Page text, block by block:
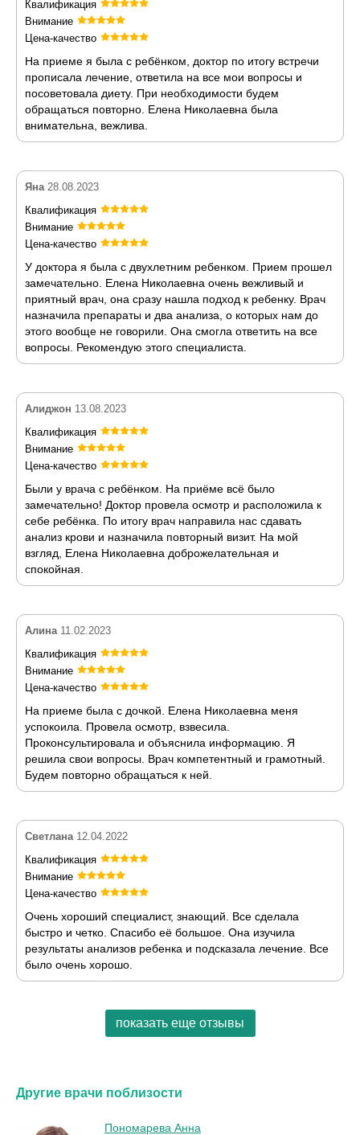
Квалификация
Внимание
Цена-качество
На приеме я была с ребёнком, доктор по итогу встречи
прописала лечение, ответила на все мои вопросы и
посоветовала диету. При необходимости будем
обращаться повторно. Елена Николаевна была
внимательна, вежлива.
Яна 28.08.2023
Квалификация
Внимание
Цена-качество
У доктора я была с двухлетним ребенком. Прием прошел
замечательно. Елена Николаевна очень вежливый и
приятный врач, она сразу нашла подход к ребенку. Врач
назначила препараты и два анализа, о которых нам до
этого вообще не говорили. Она смогла ответить на все
вопросы. Рекомендую этого специалиста.
Алиджон 13.08.2023
Квалификация
Внимание
Цена-качество
Были у врача с ребёнком. На приёме всё было
замечательно! Доктор провела осмотр и расположила к
себе ребёнка. По итогу врач направила нас сдавать
анализ крови и назначила повторный визит. На мой
взгляд, Елена Николаевна доброжелательная и
спокойная.
Алина 11.02.2023
Квалификация
Внимание
Цена-качество
На приеме была с дочкой. Елена Николаевна меня
успокоила. Провела осмотр, взвесила.
Проконсультировала и объяснила информацию. Я
решила свои вопросы. Врач компетентный и грамотный.
Будем повторно обращаться к ней.
Светлана 12.04.2022
Квалификация
Внимание
Цена-качество
Очень хороший специалист, знающий. Все сделала
быстро и четко. Спасибо её большое. Она изучила
результаты анализов ребенка и подсказала лечение. Все
было очень хорошо.
показать еще отзывы
Другие врачи поблизости
Пономарева Анна